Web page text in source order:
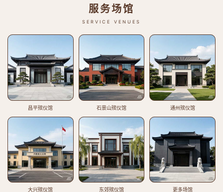
服务场馆
SERVICE VENUES
昌平殡仪馆 石景山殡仪馆 通州殡仪馆
大兴殡仪馆 东郊殡仪馆 更多场馆